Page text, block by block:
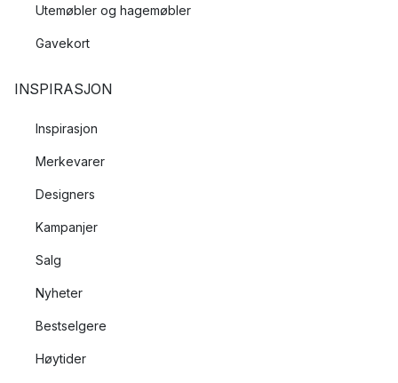
Utemøbler og hagemøbler
Gavekort
INSPIRASJON
Inspirasjon
Merkevarer
Designers
Kampanjer
Salg
Nyheter
Bestselgere
Høytider